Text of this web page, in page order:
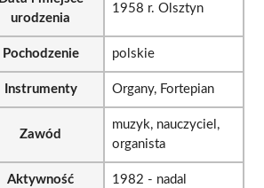
urodzenia
1958 r. Olsztyn
Pochodzenie polskie
Instrumenty Organy, Fortepian
Zawód
muzyk, nauczyciel,
organista
Aktywność 1982 - nadal